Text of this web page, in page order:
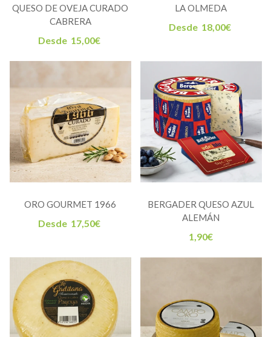
QUESO DE OVEJA CURADO
CABRERA
Desde 15,00€
LA OLMEDA
Desde 18,00€
ORO GOURMET 1966
Desde 17,50€
BERGADER QUESO AZUL
ALEMÁN
1,90€